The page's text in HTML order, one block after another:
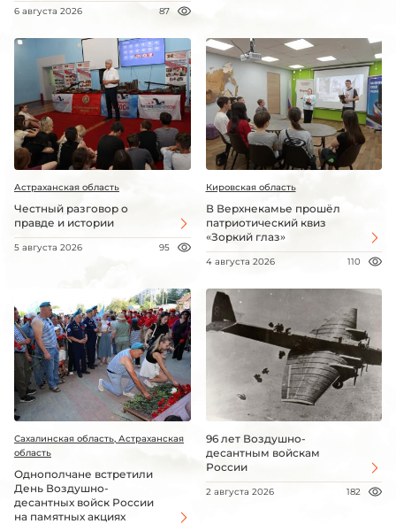
6 августа 2026 87
Астраханская область
Честный разговор о
правде и истории
5 августа 2026 95
Кировская область
В Верхнекамье прошёл
патриотический квиз
«Зоркий глаз»
4 августа 2026 110
Сахалинская область, Астраханская
область
Однополчане встретили
День Воздушно-
десантных войск России
на памятных акциях
96 лет Воздушно-
десантным войскам
России
2 августа 2026 182